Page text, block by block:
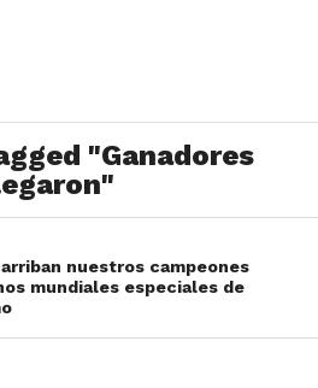
"Ganadores
nuestros campeones
mundiales especiales de